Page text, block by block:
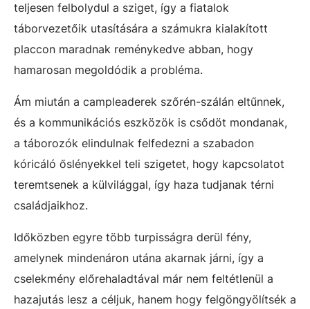
teljesen felbolydul a sziget, így a fiatalok
táborvezetőik utasítására a számukra kialakított
placcon maradnak reménykedve abban, hogy
hamarosan megoldódik a probléma.
Ám miután a campleaderek szőrén-szálán eltűnnek,
és a kommunikációs eszközök is csődöt mondanak,
a táborozók elindulnak felfedezni a szabadon
kóricáló őslényekkel teli szigetet, hogy kapcsolatot
teremtsenek a külvilággal, így haza tudjanak térni
családjaikhoz.
Időközben egyre több turpisságra derül fény,
amelynek mindenáron utána akarnak járni, így a
cselekmény előrehaladtával már nem feltétlenül a
hazajutás lesz a céljuk, hanem hogy felgöngyölítsék a